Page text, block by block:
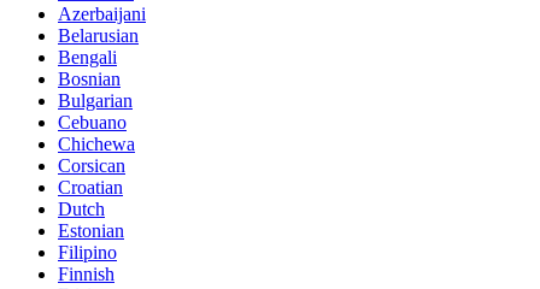
Azerbaijani
Belarusian
Bengali
Bosnian
Bulgarian
Cebuano
Chichewa
Corsican
Croatian
Dutch
Estonian
Filipino
Finnish